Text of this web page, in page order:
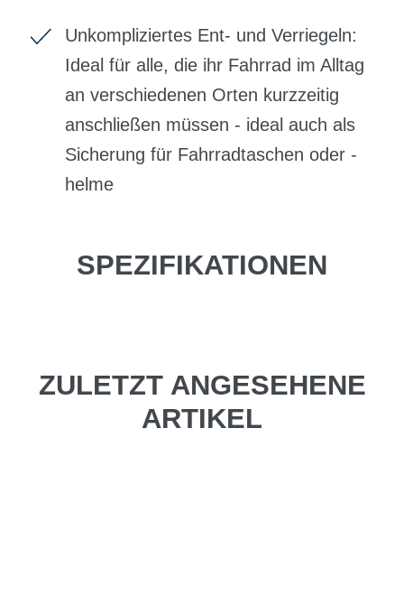
Unkompliziertes Ent- und Verriegeln:
Ideal für alle, die ihr Fahrrad im Alltag
an verschiedenen Orten kurzzeitig
anschließen müssen - ideal auch als
Sicherung für Fahrradtaschen oder -
helme
SPEZIFIKATIONEN
ZULETZT ANGESEHENE
ARTIKEL